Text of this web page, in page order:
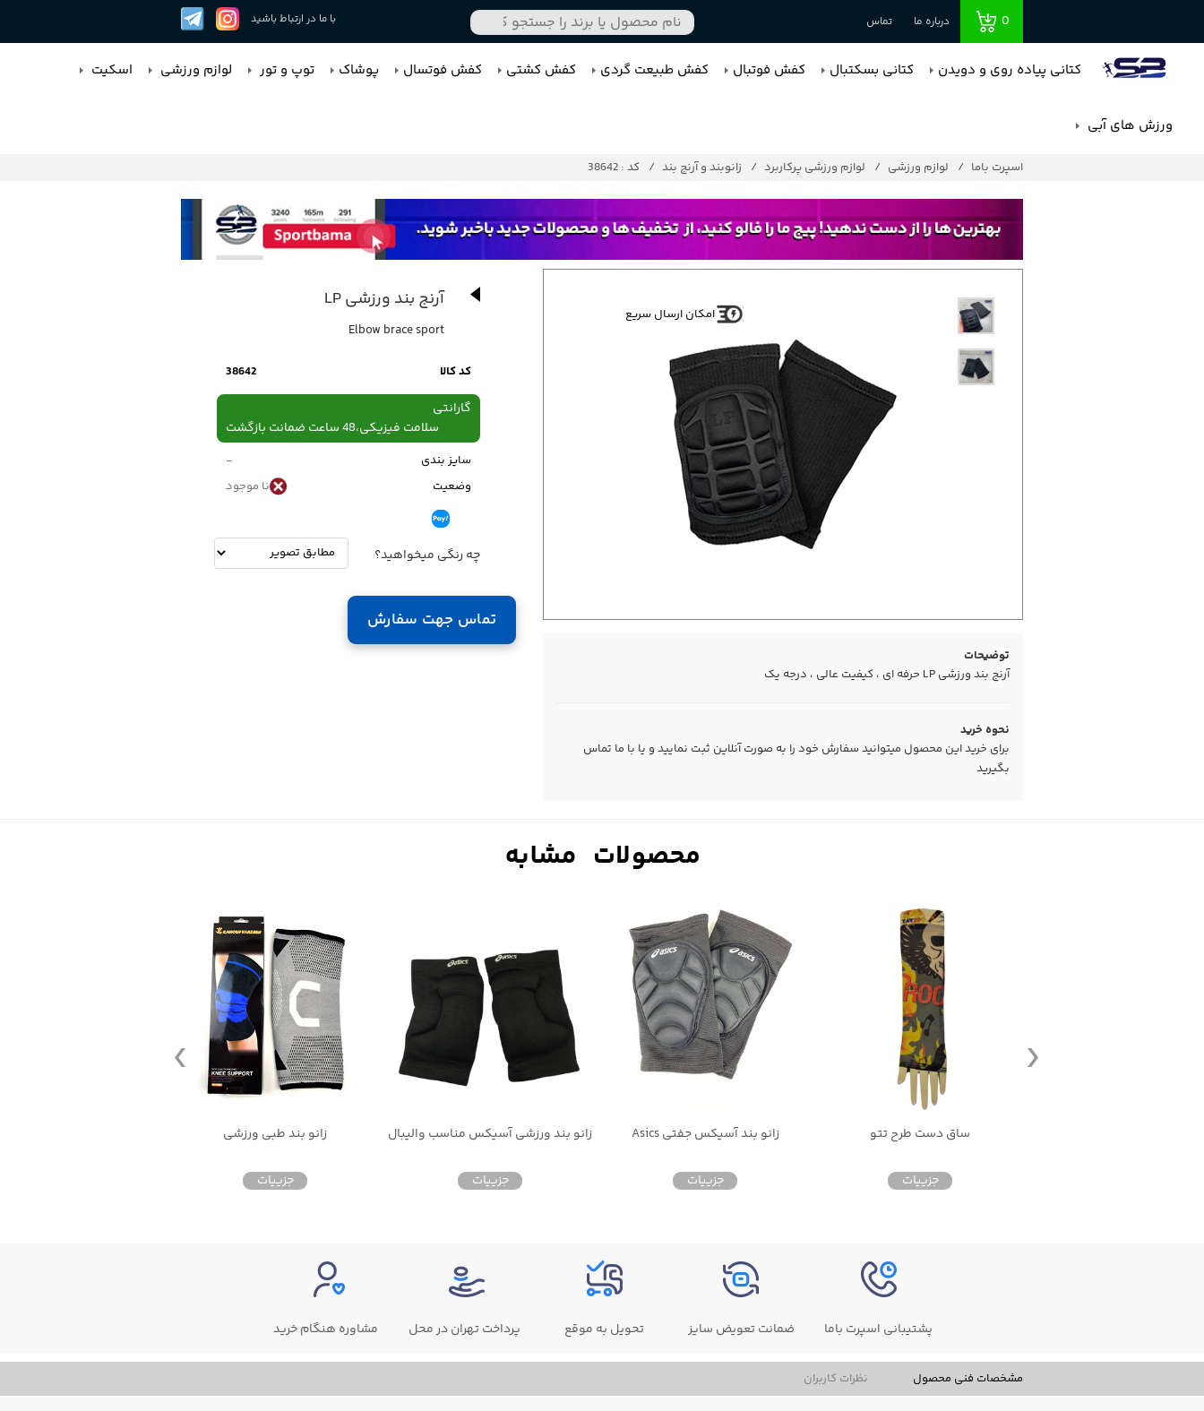
0 درباره ما تماس با ما در ارتباط باشید
کتانی پیاده روی و دویدن کتانی بسکتبال کفش فوتبال کفش طبیعت گردی کفش کشتی کفش فوتسال پوشاک توپ و تور لوازم ورزشی اسکیت
ورزش های آبی
اسپرت باما لوازم ورزشی لوازم ورزشی پرکاربرد زانوبند و آرنج بند کد : 38642
امکان ارسال سریع
توضیحات
آرنج بند ورزشی LP حرفه ای ، کیفیت عالی ، درجه یک
نحوه خرید
برای خرید این محصول میتوانید سفارش خود را به صورت آنلاین ثبت نمایید و یا با ما تماس
بگیرید
آرنج بند ورزشی LP
Elbow brace sport
کد کالا 38642
گارانتی
سلامت فیزیکی،48 ساعت ضمانت بازگشت
سایز بندی
-
وضعیت
نا موجود
چه رنگی میخواهید؟
تماس جهت سفارش
ساق دست طرح تتو
جزییات
زانو بند آسیکس جفتی Asics
جزییات
زانو بند ورزشی آسیکس مناسب والیبال
جزییات
زانو بند طبی ورزشی
جزییات
پشتیبانی اسپرت باما ضمانت تعویض سایز تحویل به موقع پرداخت تهران در محل مشاوره هنگام خرید
مشخصات فنی محصول نظرات کاربران